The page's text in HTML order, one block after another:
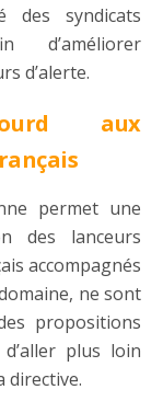
des syndicats
d’améliorer
d’alerte.
aux
permet une
des lanceurs
accompagnés
ne sont
propositions
plus loin
directive.